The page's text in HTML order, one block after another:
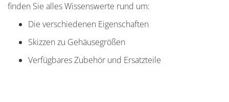
finden Sie alles Wissenswerte rund um:
Die verschiedenen Eigenschaften
Skizzen zu Gehäusegrößen
Verfügbares Zubehör und Ersatzteile